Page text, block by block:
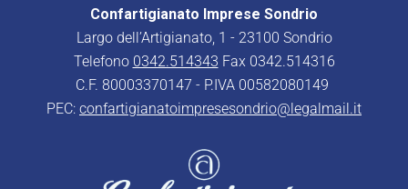
Confartigianato Imprese Sondrio
Largo dell’Artigianato, 1 - 23100 Sondrio
Telefono 0342.514343 Fax 0342.514316
C.F. 80003370147 - P.IVA 00582080149
PEC: confartigianatoimpresesondrio@legalmail.it